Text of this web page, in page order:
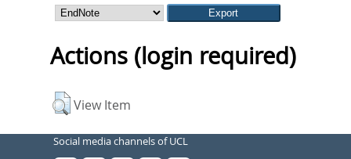
Actions (login required)
View Item
Social media channels of UCL